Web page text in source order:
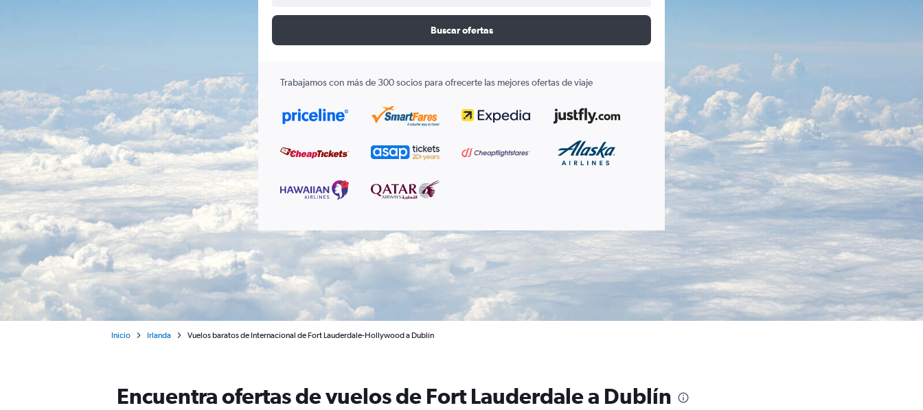
Buscar ofertas
Trabajamos con más de 300 socios para ofrecerte las mejores ofertas de viaje
Inicio Irlanda Vuelos baratos de Internacional de Fort Lauderdale-Hollywood a Dublín
Encuentra ofertas de vuelos de Fort Lauderdale a Dublín